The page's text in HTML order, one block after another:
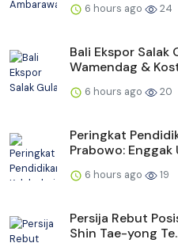
6 hours ago 24
Bali Ekspor Salak
Wamendag &
6 hours ago 20
Peringkat
Prabowo: Enggak
6 hours ago 19
Persija Rebut
Shin Tae-yong